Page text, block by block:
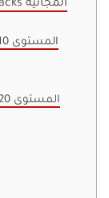
كيفية الحصول على Booster Packs المجانية